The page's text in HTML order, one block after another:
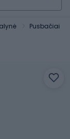
Pusbačiai